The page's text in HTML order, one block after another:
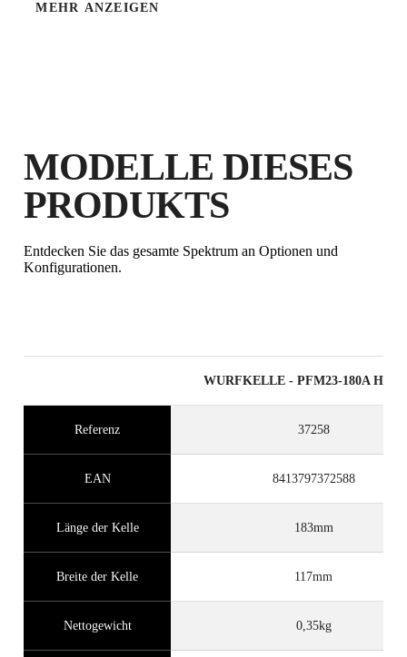
GARANTIEVERLÄNGERUNG
FÜR BERECHTIGTE
PRODUKTE
MEHR ANZEIGEN
MODELLE DIESES
PRODUKTS
Entdecken Sie das gesamte Spektrum an Optionen und
Konfigurationen.
WURFKELLE - PFM23-180A
Referenz 37258
EAN 8413797372588
Länge der Kelle 183mm
Breite der Kelle 117mm
Nettogewicht 0,35kg